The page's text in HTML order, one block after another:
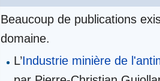
Beaucoup de publications
domaine.
L’Industrie minière de